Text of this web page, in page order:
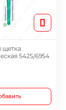
и спрейи
щетка
5425/6954